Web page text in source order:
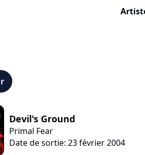
Devil's Ground
Primal Fear
Date de sortie: 23 février 2004